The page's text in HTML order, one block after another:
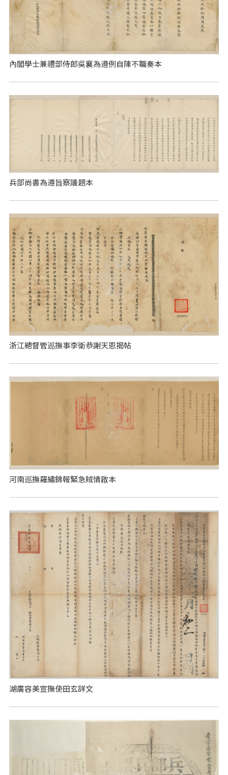
內閣學士兼禮部侍郎吳襄為遵例自陳不職奏本
兵部尚書為遵旨察議題本
浙江總督管巡撫事李衛恭謝天恩揭帖
河南巡撫羅繡錦報緊急賊情啟本
湖廣容美宣撫使田玄詳文